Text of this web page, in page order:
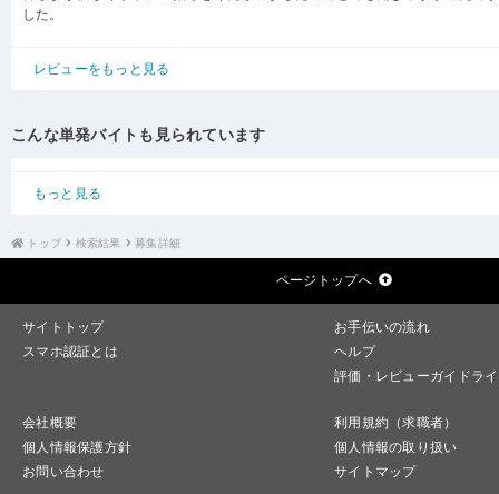
した。
レビューをもっと見る
こんな単発バイトも見られています
もっと見る
トップ 検索結果 募集詳細
ページトップへ
サイトトップ
お手伝いの流れ
スマホ認証とは
ヘルプ
評価・レビューガイドラ
会社概要
利用規約（求職者）
個人情報保護方針
個人情報の取り扱い
お問い合わせ
サイトマップ